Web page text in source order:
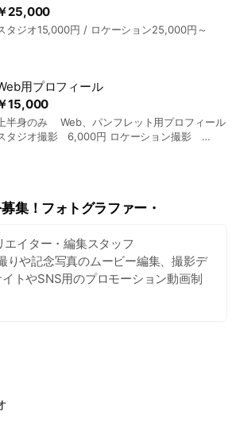
神、博多駅、志賀島、マリゾン、二見ヶ浦、糸
島、門司港レトロ、マリンワールド、唐津、母
、花火大会 etc…
25,000
タジオ15,000円 / ロケーション25,000円～
15,000
用プロフィール
上半身のみ Web、パンフレット用プロフィール
タジオ撮影 6,000円 ロケーション撮影
集！フォトグラファー・
イター・編集スタッフ
りや記念写真のムービー編集、撮影デ
トやSNS用のプロモーション動画制
Premiere Pro、Final Cut Proなどの
者。映像制作の知識があり、お客様の
トーリーテリングに自信のある方。